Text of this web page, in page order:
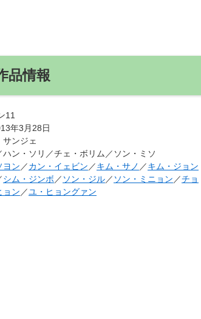
品情報
11
年3月28日
サンジェ
ン・ソリ／チェ・ボリム／ソン・ミソ
ヨン ／カン・イェビン ／キム・サノ ／キム・ジョン
シム・ジンボ ／ ソン・ジル／ ソン・ミニョン ／チョ
ョン ／ユ・ヒョングァン